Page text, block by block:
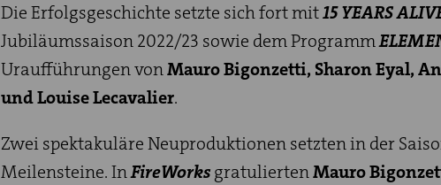
Die Erfolgsgeschichte setzte sich fort mit15 YEARS
Jubiläumssaison 2022/23 sowie dem Programm
Uraufführungen vonMauro Bigonzetti, Sharon Eyal,
und Louise Lecavalier.
Zwei spektakuläre Neuproduktionen setzten in der
Meilensteine. InFireWorksgratuliertenMauro